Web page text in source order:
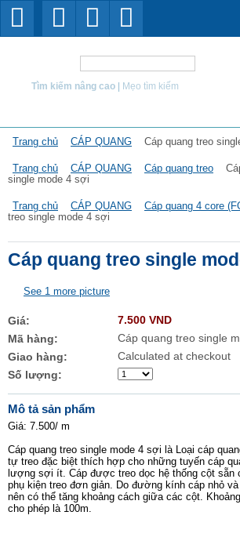
Tìm kiếm nâng cao| Mẹo tìm kiếm
Trang chủ CÁP QUANG Cáp quang treo
Trang chủ CÁP QUANG Cáp quang treo
single mode 4 sợi
Trang chủ CÁP QUANG Cáp quang 4 core
treo single mode 4 sợi
Cáp quang treo single
See 1 more picture
Giá:
7.500 VND
Mã hàng:
Cáp quang treo single
Giao hàng:
Calculated at checkout
Số lượng:
Mô tả sản phẩm
Giá: 7.500/ m
Cáp quang treo single mode 4 sợi là Loại cáp
tự treo đặc biệt thích hợp cho những tuyến cáp
lượng sợi ít. Cáp được treo dọc hệ thống cột sẵn
phụ kiện treo đơn giản. Do đường kính cáp nhỏ
nên có thể tăng khoảng cách giữa các cột.
cho phép là 100m.